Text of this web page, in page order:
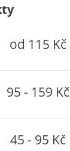
od 115 Kč
95 - 159 Kč
45 - 95 Kč